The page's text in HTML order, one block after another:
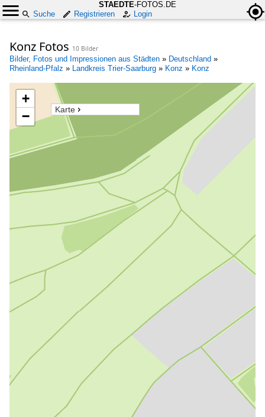
STAEDTE-FOTOS.DE
Suche
Registrieren Login
Konz Fotos 10 Bilder
Bilder, Fotos und Impressionen aus Städten » Deutschland »
Rheinland-Pfalz » Landkreis Trier-Saarburg » Konz » Konz
Karte
+
−